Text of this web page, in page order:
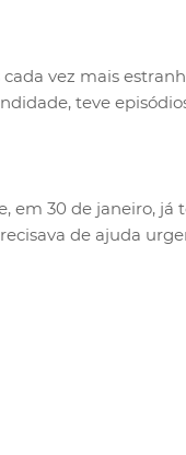
vez mais
teve
em 30 de janeiro, já
de ajuda